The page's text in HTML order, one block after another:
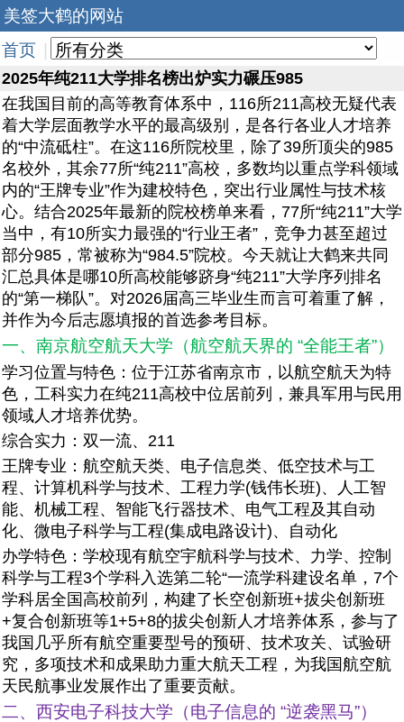
美签大鹤的网站
首页
2025年纯211大学排名榜出炉实力碾压985
在我国目前的高等教育体系中，116所211高校无疑代表
着大学层面教学水平的最高级别，是各行各业人才培养
的“中流砥柱”。在这116所院校里，除了39所顶尖的985
名校外，其余77所“纯211”高校，多数均以重点学科领域
内的“王牌专业”作为建校特色，突出行业属性与技术核
心。结合2025年最新的院校榜单来看，77所“纯211”大学
当中，有10所实力最强的“行业王者”，竞争力甚至超过
部分985，常被称为“984.5”院校。今天就让大鹤来共同
汇总具体是哪10所高校能够跻身“纯211”大学序列排名
的“第一梯队”。对2026届高三毕业生而言可着重了解，
并作为今后志愿填报的首选参考目标。
一、南京航空航天大学（航空航天界的 “全能王者”）
学习位置与特色：位于江苏省南京市，以航空航天为特
色，工科实力在纯211高校中位居前列，兼具军用与民用
领域人才培养优势。
综合实力：双一流、211
王牌专业：航空航天类、电子信息类、低空技术与工
程、计算机科学与技术、工程力学(钱伟长班)、人工智
能、机械工程、智能飞行器技术、电气工程及其自动
化、微电子科学与工程(集成电路设计)、自动化
办学特色：学校现有航空宇航科学与技术、力学、控制
科学与工程3个学科入选第二轮“一流学科建设名单，7个
学科居全国高校前列，构建了长空创新班+拔尖创新班
+复合创新班等1+5+8的拔尖创新人才培养体系，参与了
我国几乎所有航空重要型号的预研、技术攻关、试验研
究，多项技术和成果助力重大航天工程，为我国航空航
天民航事业发展作出了重要贡献。
二、西安电子科技大学（电子信息的 “逆袭黑马”）